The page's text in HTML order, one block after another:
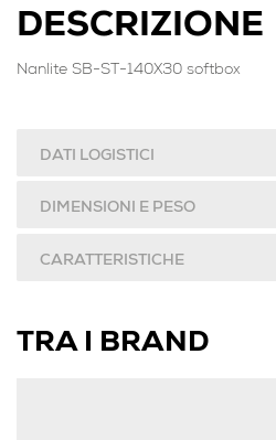
DESCRIZIONE
Nanlite SB-ST-140X30 softbox
DATI LOGISTICI
DIMENSIONI E PESO
CARATTERISTICHE
TRA I BRAND